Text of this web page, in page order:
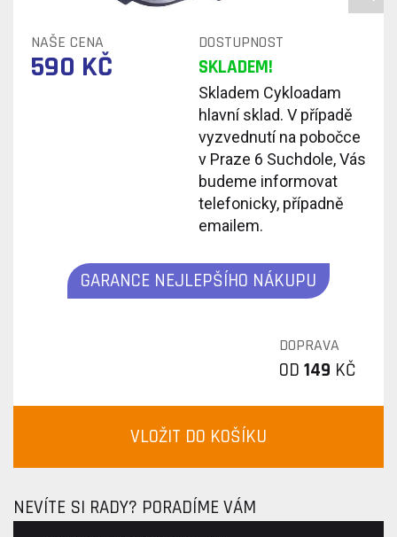
NAŠE CENA DOSTUPNOST
590 KČ SKLADEM!
Skladem Cykloadam
hlavní sklad. V případě
vyzvednutí na pobočce
v Praze 6 Suchdole, Vás
budeme informovat
telefonicky, případně
emailem.
GARANCE NEJLEPŠÍHO NÁKUPU
DOPRAVA
OD 149 KČ
VLOŽIT DO KOŠÍKU
NEVÍTE SI RADY? PORADÍME VÁM